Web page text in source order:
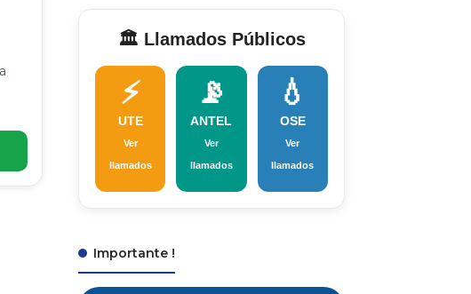
🏛️ Llamados Públicos
⚡
UTE
Ver
llamados
📡
ANTEL
Ver
llamados
💧
OSE
Ver
llamados
Importante !